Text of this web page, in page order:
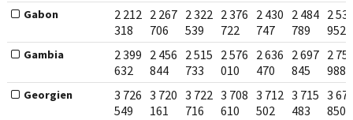
Gabon
2 212
318
2 267
706
2 322
539
2 376
722
2 430
747
2 484
789
2
952
Gambia
2 399
632
2 456
844
2 515
733
2 576
010
2 636
470
2 697
845
2
988
Georgien
3 726
549
3 720
161
3 722
716
3 708
610
3 712
502
3 715
483
3
850